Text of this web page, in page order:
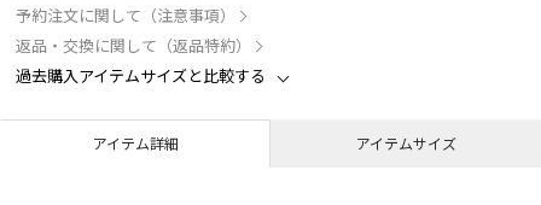
予約注文に関して（注意事項）
返品・交換に関して（返品特約）
過去購入アイテムサイズと比較する
アイテム詳細 アイテムサイズ